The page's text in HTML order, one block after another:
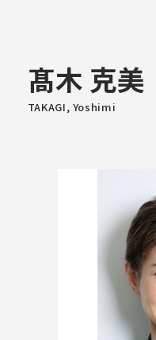
教育・社会連携
髙木 克美
TAKAGI, Yoshimi